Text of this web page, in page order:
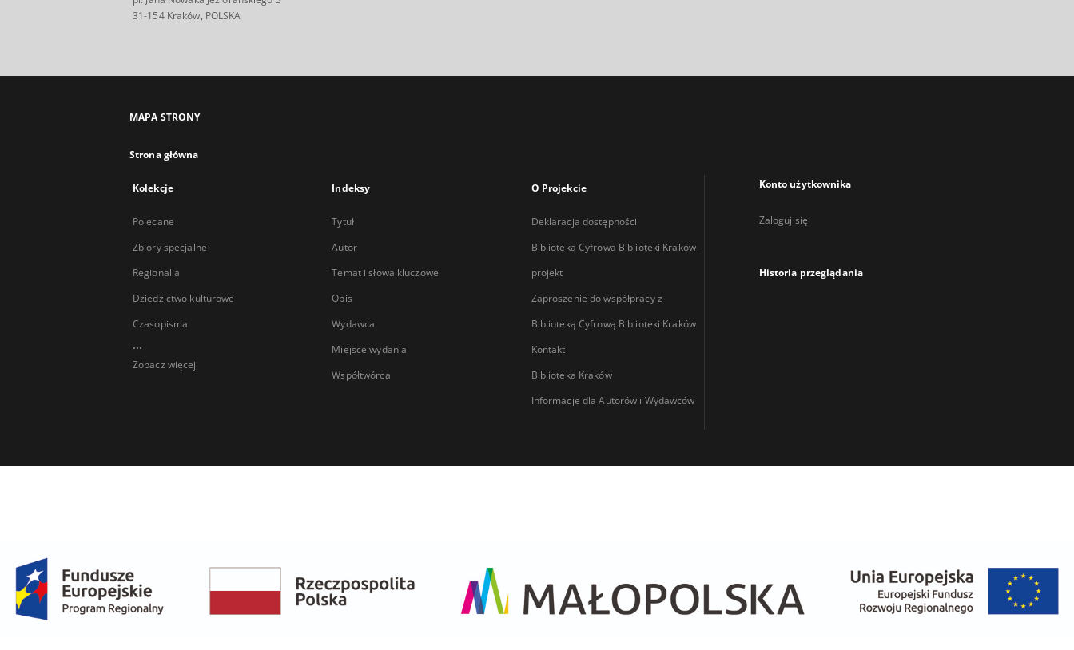
31-154 Kraków, POLSKA
MAPA STRONY
Strona główna
Kolekcje
Polecane
Zbiory specjalne
Regionalia
Dziedzictwo kulturowe
Czasopisma
...
Zobacz więcej
Indeksy
Tytuł
Autor
Temat i słowa kluczowe
Opis
Wydawca
Miejsce wydania
Współtwórca
O Projekcie
Deklaracja dostępności
Biblioteka Cyfrowa Biblioteki Kraków-
projekt
Zaproszenie do współpracy z
Biblioteką Cyfrową Biblioteki Kraków
Kontakt
Biblioteka Kraków
Informacje dla Autorów i Wydawców
Konto użytkownika
Zaloguj się
Historia przeglądania